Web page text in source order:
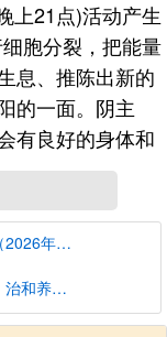
上21点)活动产生
胞分裂，把能量
息、推陈出新的
的一面。阴主
有良好的身体和
长得快，而爱闹
就是用大量的健
着就换不了新细
晚上只补回来五
空，时间长了，
有百岁老人呢?
生肖属猪人今日运势运程财运吉凶（2026年8月9日）详解查询
中医养生学强调治病不治表而治本，治和养兼顾是有必要的